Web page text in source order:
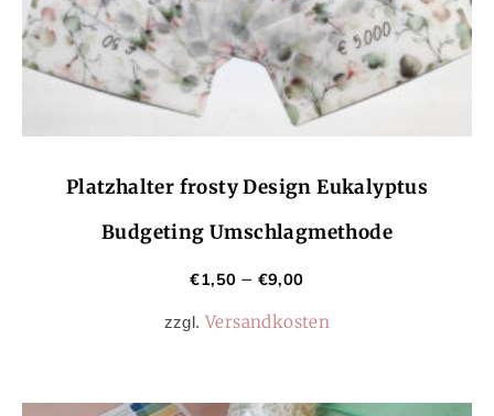
Platzhalter frosty Design Eukalyptus
Budgeting Umschlagmethode
€1,50 – €9,00
zzgl.Versandkosten